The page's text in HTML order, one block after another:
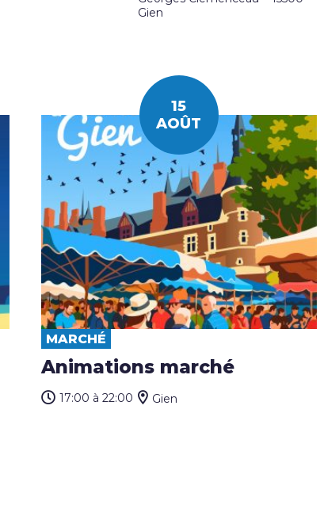
Gien
15
AOÛT
MARCHÉ
Animations marché
17:00 à 22:00 Gien